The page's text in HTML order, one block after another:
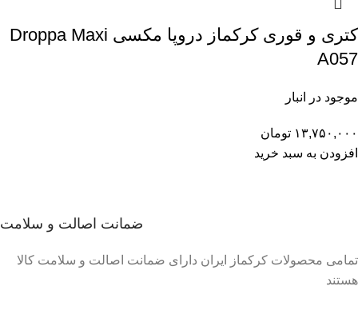
کتری و قوری کرکماز دروپا مکسی Droppa Maxi
A057
موجود در انبار
۱۳,۷۵۰,۰۰۰ تومان
افزودن به سبد خرید
ضمانت اصالت و سلامت
تمامی محصولات کرکماز ایران دارای ضمانت اصالت و سلامت کالا
هستند